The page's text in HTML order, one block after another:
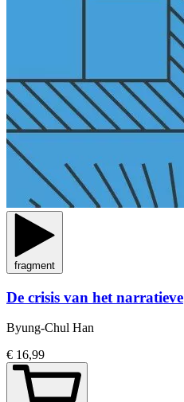
fragment
De crisis van het narratieve
Byung-Chul Han
€ 16,99